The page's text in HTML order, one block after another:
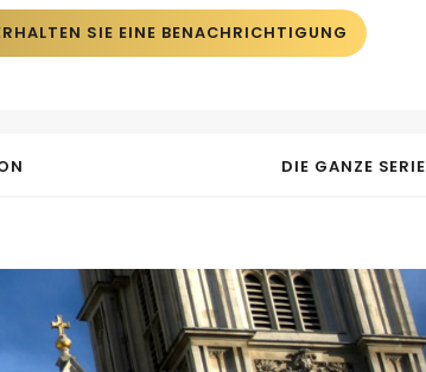
SIE EINE BENACHRICHTIGUNG
DIE GANZE SERIE